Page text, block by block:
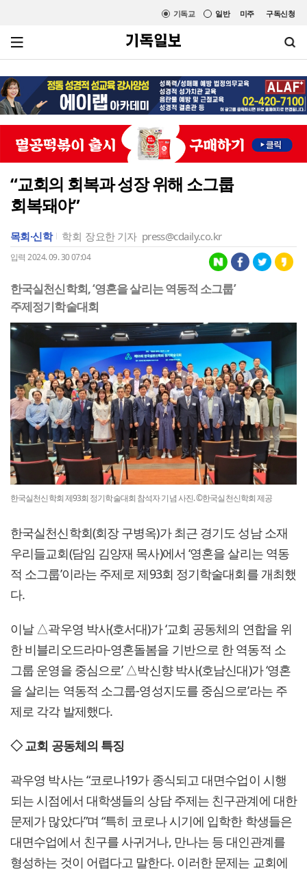
미주 구독신청
일반
기독교
“교회의 회복과 성장 위해 소그룹
회복돼야”
목회·신학 학회 장요한 기자 press@cdaily.co.kr
입력 2024. 09. 30 07:04
한국실천신학회, ‘영혼을 살리는 역동적 소그룹’
주제정기학술대회
한국실천신학회 제93회 정기학술대회 참석자 기념 사진. ©한국실천신학회 제공
한국실천신학회(회장 구병옥)가 최근 경기도 성남 소재
우리들교회(담임 김양재 목사)에서 ‘영혼을 살리는 역동
적 소그룹’이라는 주제로 제93회 정기학술대회를 개최했
다.
이날 △곽우영 박사(호서대)가 ‘교회 공동체의 연합을 위
한 비블리오드라마-영혼돌봄을 기반으로 한 역동적 소
그룹 운영을 중심으로’ △박신향 박사(호남신대)가 ‘영혼
을 살리는 역동적 소그룹-영성지도를 중심으로’라는 주
제로 각각 발제했다.
◇ 교회 공동체의 특징
곽우영 박사는 “코로나19가 종식되고 대면수업이 시행
되는 시점에서 대학생들의 상담 주제는 친구관계에 대한
문제가 많았다”며 “특히 코로나 시기에 입학한 학생들은
대면수업에서 친구를 사귀거나, 만나는 등 대인관계를
형성하는 것이 어렵다고 말한다. 이러한 문제는 교회에